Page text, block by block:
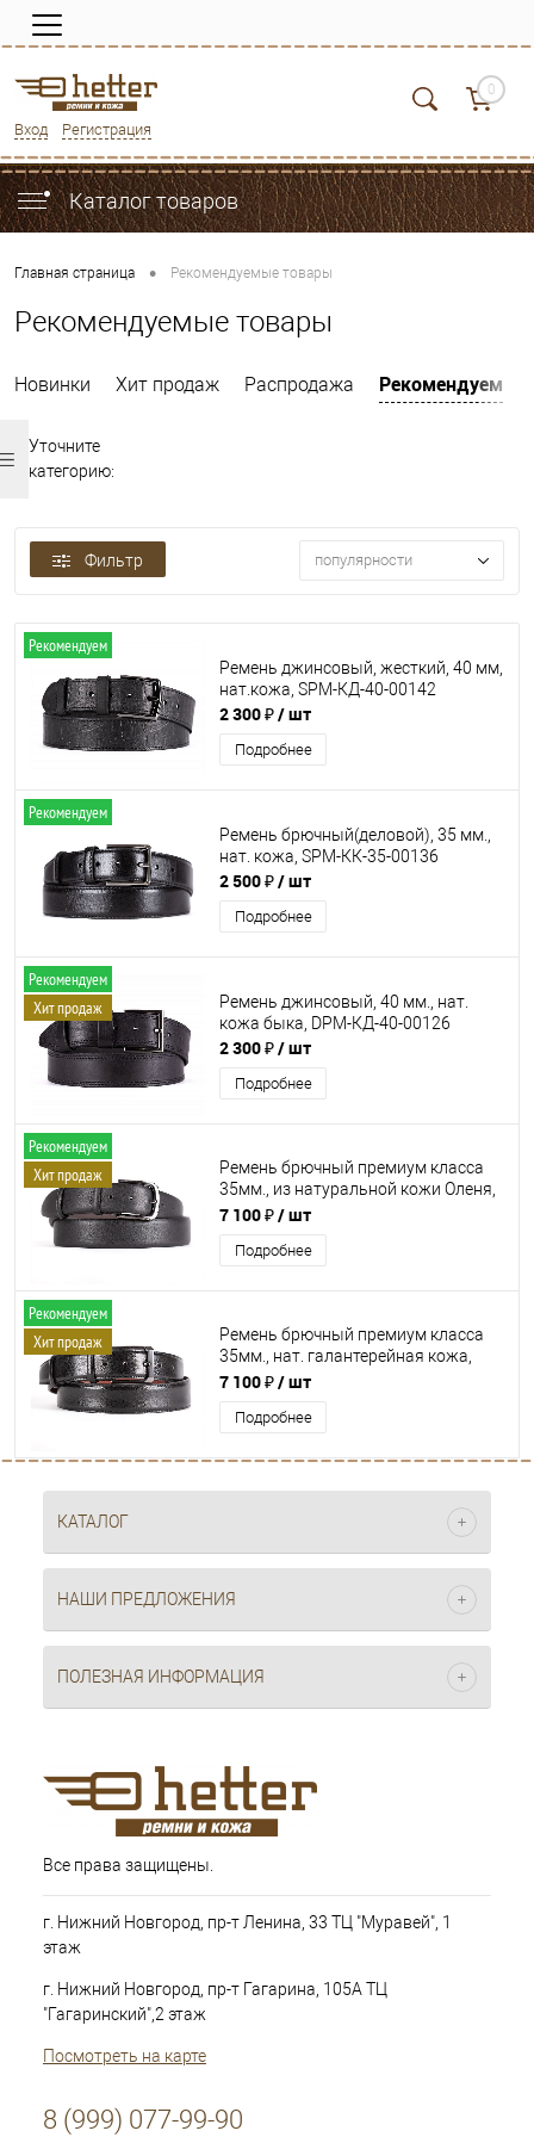
Вход Регистрация
0
Каталог товаров
Главная страница • Рекомендуемые товары
Рекомендуемые товары
Новинки Хит продаж Распродажа Рекомендуем
Уточните
категорию:
Фильтр популярности
Рекомендуем
Ремень джинсовый, жесткий, 40 мм,
нат.кожа, SРМ-КД-40-00142
2 300 ₽/ шт
Подробнее
Рекомендуем
Ремень брючный(деловой), 35 мм.,
нат. кожа, SРМ-КК-35-00136
2 500 ₽/ шт
Подробнее
Рекомендуем
Хит продаж
Ремень джинсовый, 40 мм., нат.
кожа быка, DРМ-КД-40-00126
2 300 ₽/ шт
Подробнее
Рекомендуем
Хит продаж
Ремень брючный премиум класса
35мм., из натуральной кожи Оленя,
DРМ-КК-35-00119
7 100 ₽/ шт
Подробнее
Рекомендуем
Хит продаж
Ремень брючный премиум класса
35мм., нат. галантерейная кожа,
DРМ-КК-35-00116
7 100 ₽/ шт
Подробнее
КАТАЛОГ
НАШИ ПРЕДЛОЖЕНИЯ
ПОЛЕЗНАЯ ИНФОРМАЦИЯ
Все права защищены.
г. Нижний Новгород, пр-т Ленина, 33 ТЦ "Муравей", 1
этаж
г. Нижний Новгород, пр-т Гагарина, 105А ТЦ
"Гагаринский",2 этаж
Посмотреть на карте
8 (999) 077-99-90